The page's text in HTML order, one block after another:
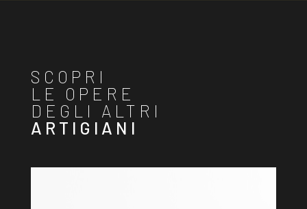
SCOPRI
LE OPERE
DEGLI ALTRI
ARTIGIANI